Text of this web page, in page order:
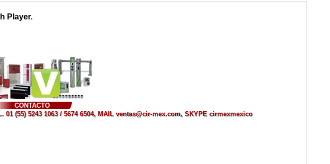
Player.
CONTACTO
01 (55) 5243 1063 / 5674 6504, MAIL ventas@cir-mex.com, SKYPE cirmexmexico